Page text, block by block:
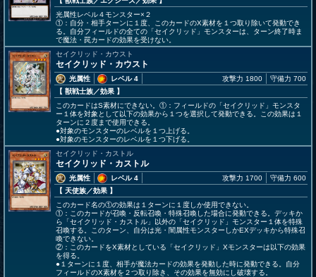
光属性レベル４モンスター×２
①：自分・相手ターンに１度、このカードのX素材を１つ取り除いて発動でき
る。自分フィールドの全ての「セイクリッド」モンスターは、ターン終了時ま
で魔法・罠カードの効果を受けない。
セイクリッド・カウスト
セイクリッド・カウスト
光属性
レベル 4
【 獣戦士族／効果 】
攻撃力 1800 守備力 700
このカードはS素材にできない。①：フィールドの「セイクリッド」モンスタ
ー１体を対象として以下の効果から１つを選択して発動できる。この効果は１
ターンに２度まで使用できる。
●対象のモンスターのレベルを１つ上げる。
●対象のモンスターのレベルを１つ下げる。
セイクリッド・カストル
セイクリッド・カストル
光属性
レベル 4
【 天使族／効果 】
攻撃力 1700 守備力 600
このカード名の①の効果は１ターンに１度しか使用できない。
①：このカードが召喚・反転召喚・特殊召喚した場合に発動できる。デッキか
ら「セイクリッド・カストル」以外の「セイクリッド」モンスター１体を特殊
召喚する。このターン、自分は光・闇属性モンスターしかEXデッキから特殊召
喚できない。
②：このカードをX素材としている「セイクリッド」Xモンスターは以下の効果
を得る。
●１ターンに１度、相手が魔法カードの効果を発動した時に発動できる。自分
フィールドのX素材を２つ取り除き、その効果を無効にし破壊する。